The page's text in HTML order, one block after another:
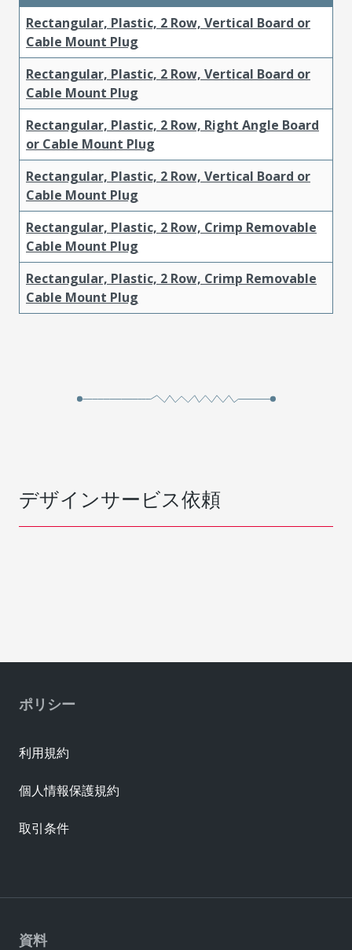
Rectangular, Plastic, 2 Row, Vertical Board or
Cable Mount Plug
Rectangular, Plastic, 2 Row, Vertical Board or
Cable Mount Plug
Rectangular, Plastic, 2 Row, Right Angle Board
or Cable Mount Plug
Rectangular, Plastic, 2 Row, Vertical Board or
Cable Mount Plug
Rectangular, Plastic, 2 Row, Crimp Removable
Cable Mount Plug
Rectangular, Plastic, 2 Row, Crimp Removable
Cable Mount Plug
デザインサービス依頼
資料
ポリシー
利用規約
個人情報保護規約
取引条件